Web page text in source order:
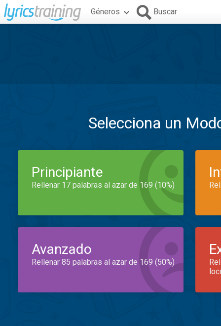
Géneros Buscar
Selecciona un
Principiante
Rellenar 17 palabras al azar de 169 (10%)
Avanzado
Rellenar 85 palabras al azar de 169 (50%)